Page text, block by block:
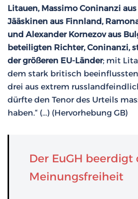
Litauen, Massimo Coninanzi
Jääskinen aus Finnland,
und Alexander Kornezov aus
beteiligten Richter, Coninanzi,
der größeren EU-Länder; mit
dem stark britisch
drei aus extrem
dürfte den Tenor des Urteils
haben.“ (…) (Hervorhebung GB)
Der EuGH beerdigt
Meinungsfreiheit